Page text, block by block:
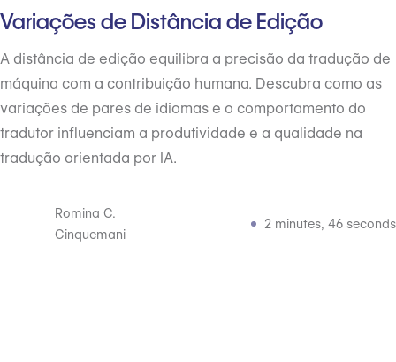
Variações de Distância de Edição
A distância de edição equilibra a precisão da tradução de
máquina com a contribuição humana. Descubra como as
variações de pares de idiomas e o comportamento do
tradutor influenciam a produtividade e a qualidade na
tradução orientada por IA.
Romina C.
Cinquemani
2 minutes, 46 seconds